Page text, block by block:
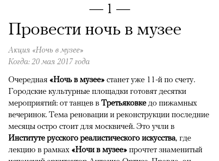
— 1 —
Провести ночь в музее
Акция «Ночь в музее»
Когда: 20 мая 2017 года
Очередная «Ночь в музее» станет уже 11-й по счету.
Городские культурные площадки готовят десятки
мероприятий: от танцев в Третьяковкедо пижамных
вечеринок. Тема реновации и реконструкции последние
месяцы остро стоит для москвичей. Это учли в
Институте русского реалистического искусства, где
лекцию в рамках «Ночи в музее» прочтет знаменитый